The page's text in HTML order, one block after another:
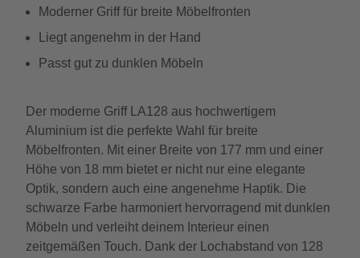
Moderner Griff für breite Möbelfronten
Liegt angenehm in der Hand
Passt gut zu dunklen Möbeln
Der moderne Griff LA128 aus hochwertigem
Aluminium ist die perfekte Wahl für breite
Möbelfronten. Mit einer Breite von 177 mm und einer
Höhe von 18 mm bietet er nicht nur eine elegante
Optik, sondern auch eine angenehme Haptik. Die
schwarze Farbe harmoniert hervorragend mit dunklen
Möbeln und verleiht deinem Interieur einen
zeitgemäßen Touch. Dank der Lochabstand von 128